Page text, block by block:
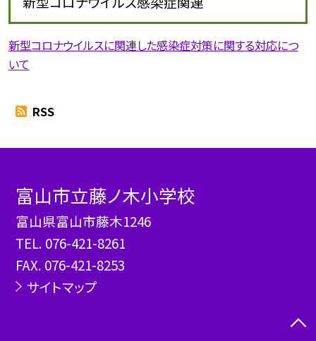
新型コロナウイルスに関連した感染症対策に関する対応につ
いて
RSS
富山市立藤ノ木小学校
富山県富山市藤木1246
TEL. 076-421-8261
FAX. 076-421-8253
サイトマップ